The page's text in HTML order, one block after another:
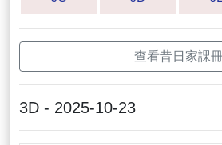
查看昔日家課
3D - 2025-10-23